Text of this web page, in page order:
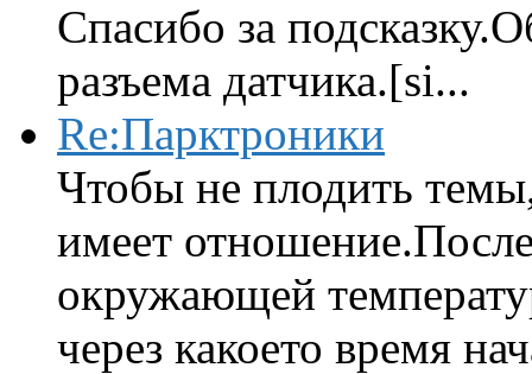
Спасибо за
разъема датчика.[si...
Re:Парктроники
Чтобы не плодить
имеет
окружающей
через какоето время